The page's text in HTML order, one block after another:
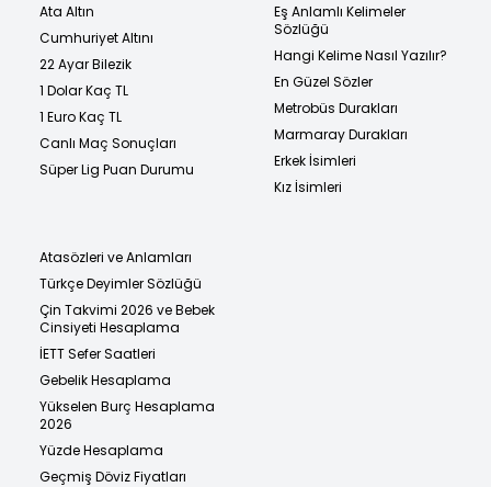
Ata Altın
Cumhuriyet Altını
22 Ayar Bilezik
1 Dolar Kaç TL
1 Euro Kaç TL
Canlı Maç Sonuçları
Süper Lig Puan Durumu
Eş Anlamlı Kelimeler
Sözlüğü
Hangi Kelime Nasıl Yazılır?
En Güzel Sözler
Metrobüs Durakları
Marmaray Durakları
Erkek İsimleri
Kız İsimleri
Atasözleri ve Anlamları
Türkçe Deyimler Sözlüğü
Çin Takvimi 2026 ve Bebek
Cinsiyeti Hesaplama
İETT Sefer Saatleri
Gebelik Hesaplama
Yükselen Burç Hesaplama
2026
Yüzde Hesaplama
Geçmiş Döviz Fiyatları